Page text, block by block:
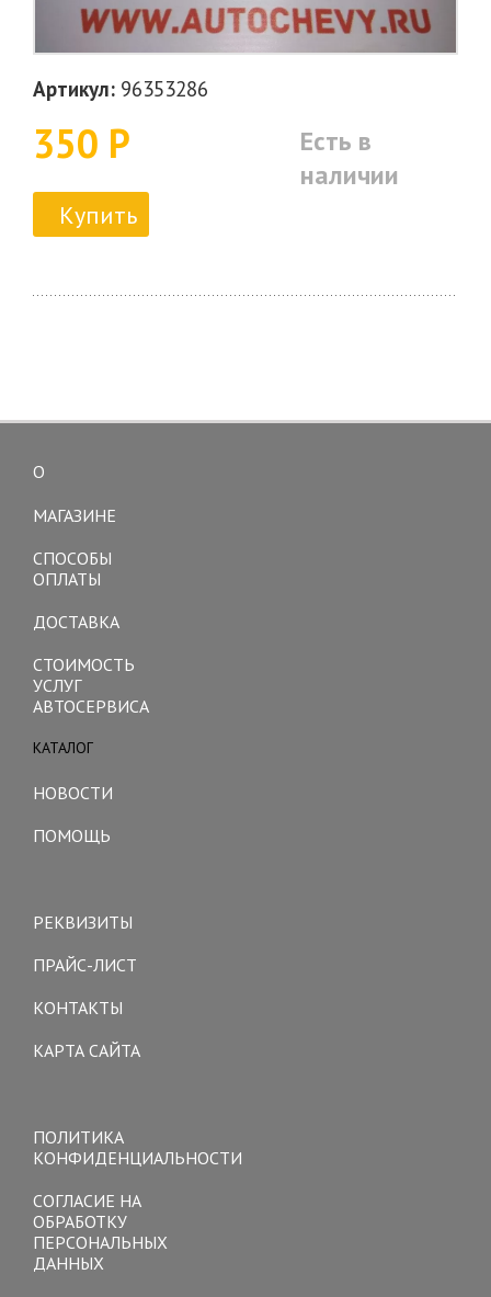
Артикул: 96353286
350 Р
Есть в
наличии
Купить
О
МАГАЗИНЕ
СПОСОБЫ
ОПЛАТЫ
ДОСТАВКА
СТОИМОСТЬ
УСЛУГ
АВТОСЕРВИСА
КАТАЛОГ
НОВОСТИ
ПОМОЩЬ
РЕКВИЗИТЫ
ПРАЙС-ЛИСТ
КОНТАКТЫ
КАРТА САЙТА
ПОЛИТИКА
КОНФИДЕНЦИАЛЬНОСТИ
СОГЛАСИЕ НА
ОБРАБОТКУ
ПЕРСОНАЛЬНЫХ
ДАННЫХ